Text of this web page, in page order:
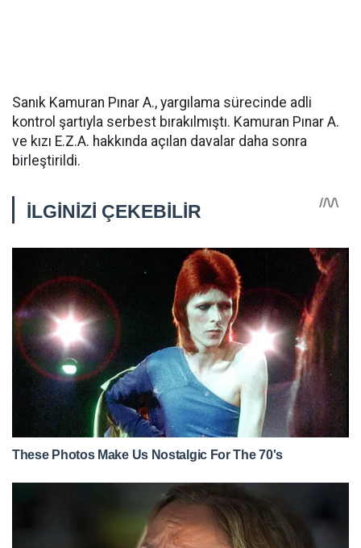
Sanık Kamuran Pınar A., yargılama sürecinde adli
kontrol şartıyla serbest bırakılmıştı. Kamuran Pınar A.
ve kızı E.Z.A. hakkında açılan davalar daha sonra
birleştirildi.